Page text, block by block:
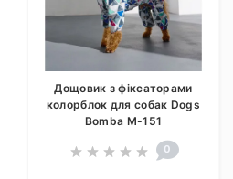
Дощовик з фіксаторами
колорблок для собак Dogs
Bomba M-151
0